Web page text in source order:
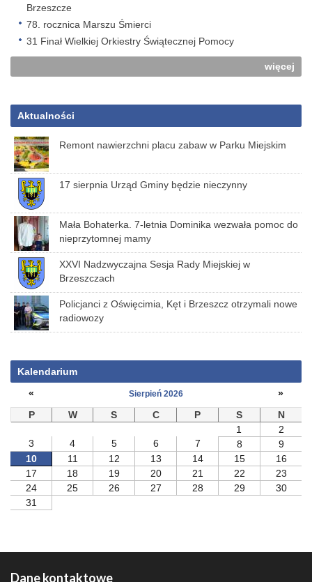
Brzeszcze
78. rocznica Marszu Śmierci
31 Finał Wielkiej Orkiestry Świątecznej Pomocy
więcej
Aktualności
Remont nawierzchni placu zabaw w Parku Miejskim
17 sierpnia Urząd Gminy będzie nieczynny
Mała Bohaterka. 7-letnia Dominika wezwała pomoc do
nieprzytomnej mamy
XXVI Nadzwyczajna Sesja Rady Miejskiej w
Brzeszczach
Policjanci z Oświęcimia, Kęt i Brzeszcz otrzymali nowe
radiowozy
Kalendarium
«
Sierpień 2026
»
P
W S C P S
N
1
2
3
4 5 6 7 8
9
10
11 12 13 14 15
16
17
18 19 20 21 22
23
24
25 26 27 28 29
30
31
Dane kontaktowe